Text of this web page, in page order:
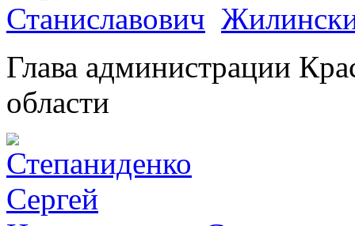
Глава администрации
области